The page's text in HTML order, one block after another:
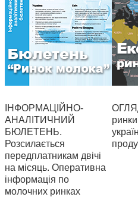
ІНФОРМАЦІЙНО-
АНАЛІТИЧНИЙ
БЮЛЕТЕНЬ.
Розсилається
передплатникам двічі
на місяць. Оперативна
інформація по
молочних ринках